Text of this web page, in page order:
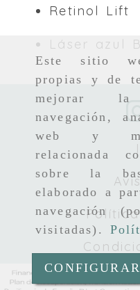
Este sitio
propias y de
mejorar
navegación,
web y
relacionada
sobre la
elaborado a
navegación
visitadas).
CONFIGURAR
Retinol Lift
Láser azul